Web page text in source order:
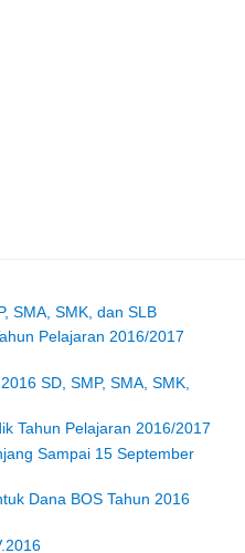
SMA, SMK, dan SLB
Pelajaran 2016/2017
SD, SMP, SMA, SMK,
Tahun Pelajaran 2016/2017
Sampai 15 September
Dana BOS Tahun 2016